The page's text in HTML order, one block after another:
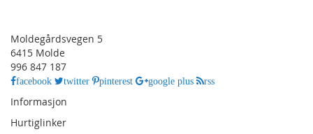
Moldegårdsvegen 5
6415 Molde
996 847 187
facebook twitter pinterest google plus rss
Informasjon
Hurtiglinker